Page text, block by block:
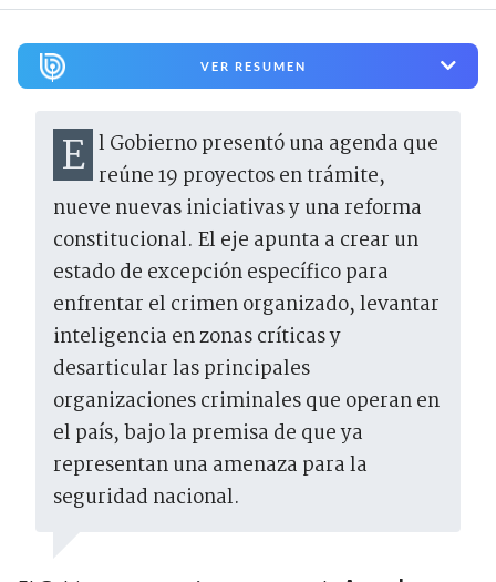
VER RESUMEN
El Gobierno presentó una agenda que reúne 19 proyectos en trámite,
nueve nuevas iniciativas y una reforma
constitucional. El eje apunta a crear un
estado de excepción específico para
enfrentar el crimen organizado, levantar
inteligencia en zonas críticas y
desarticular las principales
organizaciones criminales que operan en
el país, bajo la premisa de que ya
representan una amenaza para la
seguridad nacional.